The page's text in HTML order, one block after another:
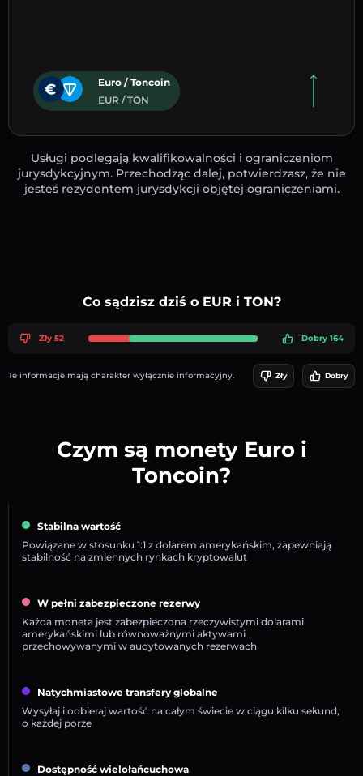
Euro / Toncoin
EUR / TON
Usługi podlegają kwalifikowalności i ograniczeniom
jurysdykcyjnym. Przechodząc dalej, potwierdzasz, że nie
jesteś rezydentem jurysdykcji objętej ograniczeniami.
Co sądzisz dziś o EUR i TON?
Zły 52 Dobry 164
Te informacje mają charakter wyłącznie informacyjny. Zły Dobry
Czym są monety Euro i
Toncoin?
Stabilna wartość
Powiązane w stosunku 1:1 z dolarem amerykańskim, zapewniają
stabilność na zmiennych rynkach kryptowalut
W pełni zabezpieczone rezerwy
Każda moneta jest zabezpieczona rzeczywistymi dolarami
amerykańskimi lub równoważnymi aktywami
przechowywanymi w audytowanych rezerwach
Natychmiastowe transfery globalne
Wysyłaj i odbieraj wartość na całym świecie w ciągu kilku sekund,
o każdej porze
Dostępność wielołańcuchowa